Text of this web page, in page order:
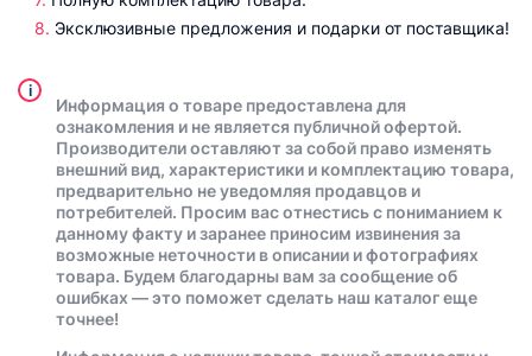
Эксклюзивные предложения и подарки от поставщика!
i
Информация о товаре предоставлена для
ознакомления и не является публичной офертой.
Производители оставляют за собой право изменять
внешний вид, характеристики и комплектацию товара,
предварительно не уведомляя продавцов и
потребителей. Просим вас отнестись с пониманием к
данному факту и заранее приносим извинения за
возможные неточности в описании и фотографиях
товара. Будем благодарны вам за сообщение об
ошибках — это поможет сделать наш каталог еще
точнее!